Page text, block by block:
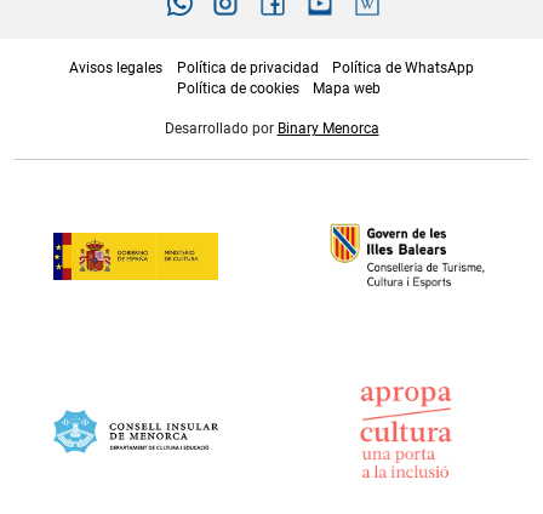
Avisos legales Política de privacidad
Política de WhatsApp
Política de cookies
Mapa web
Desarrollado por Binary Menorca